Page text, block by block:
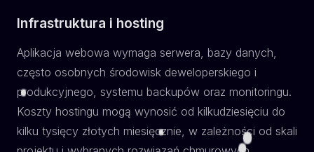
Infrastruktura i hosting
Aplikacja webowa wymaga serwera, bazy danych,
często osobnych środowisk deweloperskiego i
produkcyjnego, systemu backupów oraz monitoringu.
Koszty hostingu mogą wynosić od kilkudziesięciu do
kilku tysięcy złotych miesięcznie, w zależności od skali